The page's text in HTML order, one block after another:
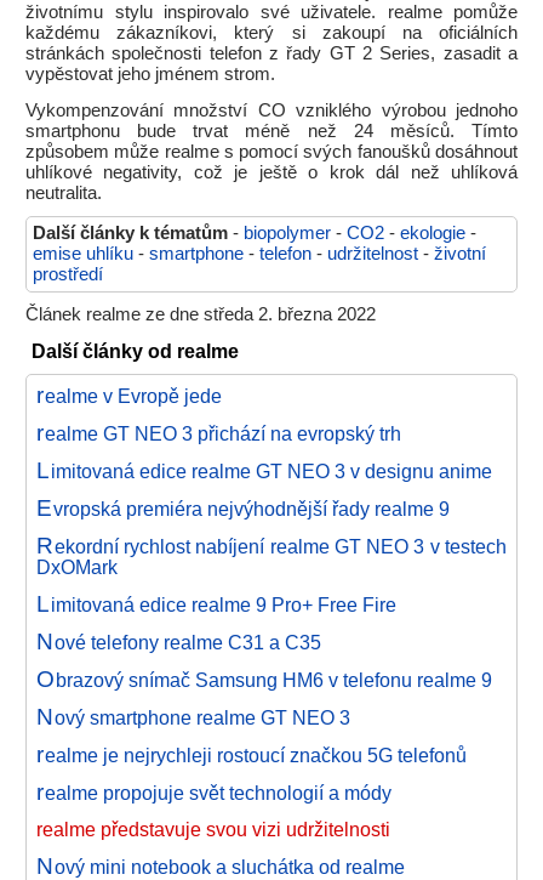
životnímu stylu inspirovalo své uživatele. realme pomůže
každému zákazníkovi, který si zakoupí na oficiálních
stránkách společnosti telefon z řady GT 2 Series, zasadit a
vypěstovat jeho jménem strom.
Vykompenzování množství CO vzniklého výrobou jednoho
smartphonu bude trvat méně než 24 měsíců. Tímto
způsobem může realme s pomocí svých fanoušků dosáhnout
uhlíkové negativity, což je ještě o krok dál než uhlíková
neutralita.
Další články k tématům - biopolymer - CO2 - ekologie -
emise uhlíku - smartphone - telefon - udržitelnost - životní
prostředí
Článek realme ze dne středa 2. března 2022
Další články od realme
realme v Evropě jede
realme GT NEO 3 přichází na evropský trh
Limitovaná edice realme GT NEO 3 v designu anime
Evropská premiéra nejvýhodnější řady realme 9
Rekordní rychlost nabíjení realme GT NEO 3 v testech
DxOMark
Limitovaná edice realme 9 Pro+ Free Fire
Nové telefony realme C31 a C35
Obrazový snímač Samsung HM6 v telefonu realme 9
Nový smartphone realme GT NEO 3
realme je nejrychleji rostoucí značkou 5G telefonů
realme propojuje svět technologií a módy
realme představuje svou vizi udržitelnosti
Nový mini notebook a sluchátka od realme